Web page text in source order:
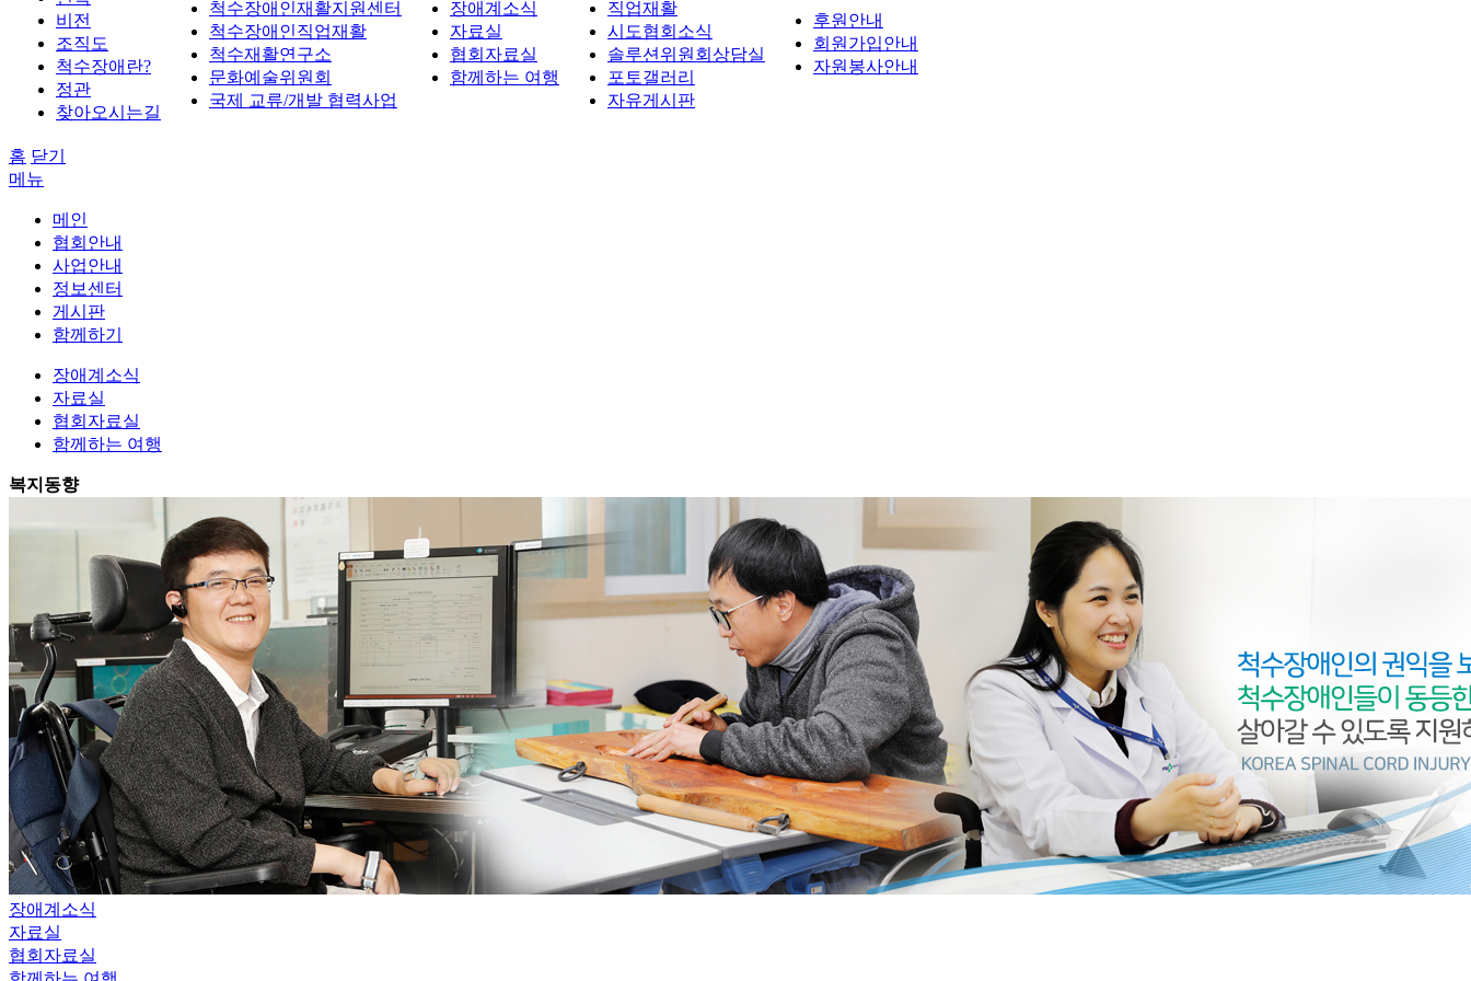
비전
조직도
척수장애란?
정관
찾아오시는길
척수장애인재활지원센터
척수장애인직업재활
척수재활연구소
문화예술위원회
국제 교류/개발 협력사업
장애계소식
자료실
협회자료실
함께하는 여행
직업재활
시도협회소식
솔루션위원회상담실
포토갤러리
자유게시판
후원안내
회원가입안내
자원봉사안내
홈 닫기
메뉴
메인
협회안내
사업안내
정보센터
게시판
함께하기
장애계소식
자료실
협회자료실
함께하는 여행
복지동향
장애계소식
자료실
협회자료실